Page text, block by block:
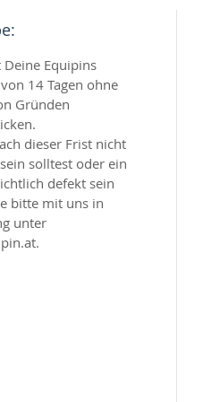
Deine Equipins
14 Tagen ohne
Gründen
dieser Frist nicht
solltest oder ein
defekt sein
bitte mit uns in
unter